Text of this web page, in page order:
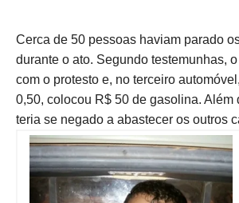
Cerca de 50 pessoas haviam parado
durante o ato. Segundo testemunhas,
com o protesto e, no terceiro
0,50, colocou R$ 50 de gasolina. Além
teria se negado a abastecer os outros